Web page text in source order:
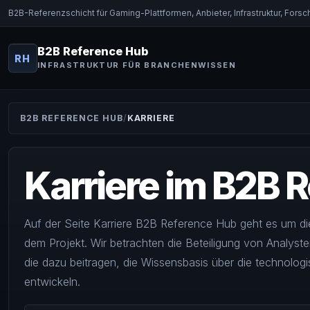
B2B-Referenzschicht für Gaming-Plattformen, Anbieter, Infrastruktur,
RH
B2B Reference Hub
INFRASTRUKTUR FÜR BRANCHENWISSEN
B2B REFERENCE HUB KARRIERE
Karriere im B2B
Auf der Seite Karriere B2B Reference Hub geht es um
dem Projekt. Wir betrachten die Beteiligung von
die dazu beitragen, die Wissensbasis über die
entwickeln.